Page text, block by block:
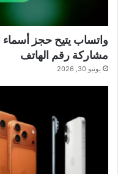
واتساب يتيح حجز
مشاركة رقم الهاتف
يونيو 30, 2026